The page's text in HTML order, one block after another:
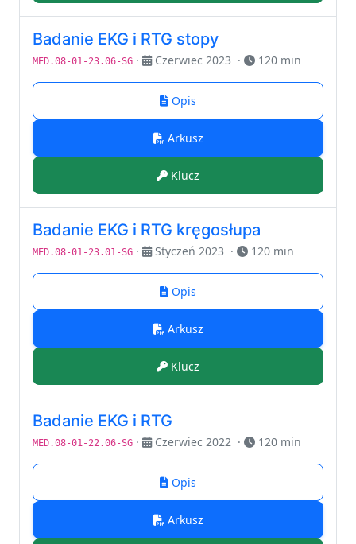
Badanie EKG i RTG stopy
MED.08-01-23.06-SG · Czerwiec 2023 · 120 min
Opis
Arkusz
Klucz
Badanie EKG i RTG kręgosłupa
MED.08-01-23.01-SG · Styczeń 2023 · 120 min
Opis
Arkusz
Klucz
Badanie EKG i RTG
MED.08-01-22.06-SG · Czerwiec 2022 · 120 min
Opis
Arkusz